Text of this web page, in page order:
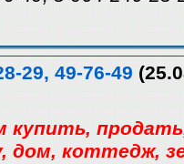
29, 49-76-49
купить,
дом, коттедж,